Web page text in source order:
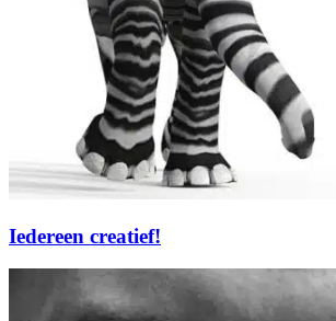
Iedereen creatief!